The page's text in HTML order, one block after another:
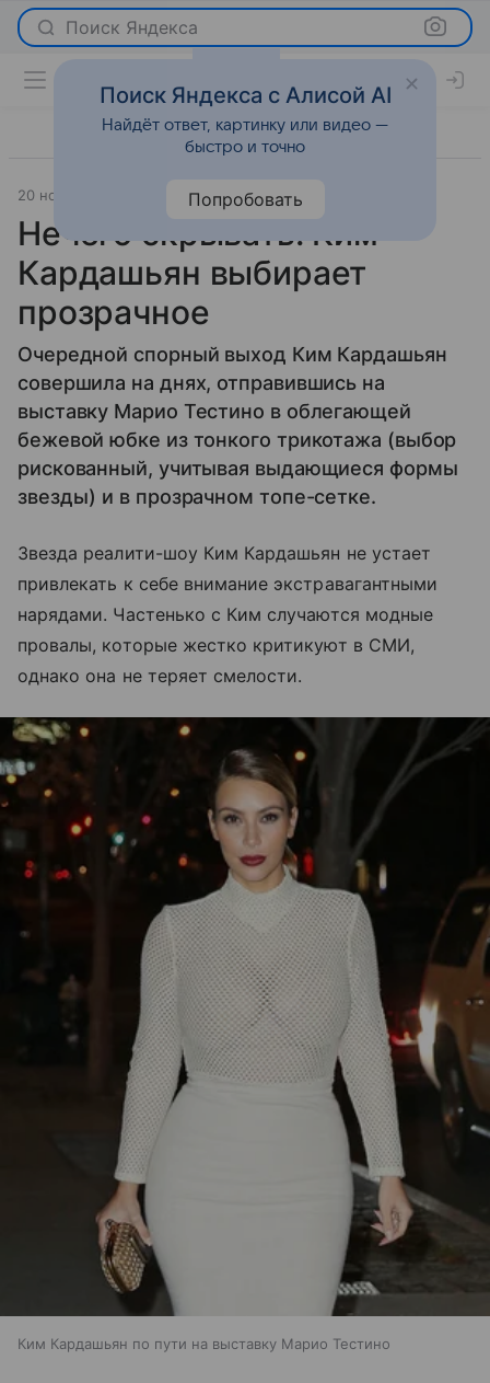
Поиск Яндекса
20 ноября 2013 Светская жизнь
Нечего скрывать: Ким
Кардашьян выбирает
прозрачное
Очередной спорный выход Ким Кардашьян
совершила на днях, отправившись на
выставку Марио Тестино в облегающей
бежевой юбке из тонкого трикотажа (выбор
рискованный, учитывая выдающиеся формы
звезды) и в прозрачном топе-сетке.
Звезда реалити-шоу Ким Кардашьян не устает
привлекать к себе внимание экстравагантными
нарядами. Частенько с Ким случаются модные
провалы, которые жестко критикуют в СМИ,
однако она не теряет смелости.
Ким Кардашьян по пути на выставку Марио Тестино
Поиск Яндекса с Алисой AI
Найдёт ответ, картинку или видео —
быстро и точно
Попробовать